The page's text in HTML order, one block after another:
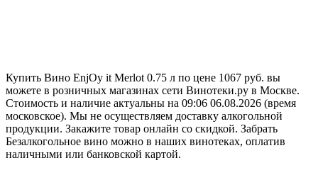
Купить Вино EnjOy it Merlot 0.75 л по цене 1067 руб. вы
можете в розничных магазинах сети Винотеки.ру в Москве.
Стоимость и наличие актуальны на 09:06 06.08.2026 (время
московское). Мы не осуществляем доставку алкогольной
продукции. Закажите товар онлайн со скидкой. Забрать
Безалкогольное вино можно в наших винотеках, оплатив
наличными или банковской картой.